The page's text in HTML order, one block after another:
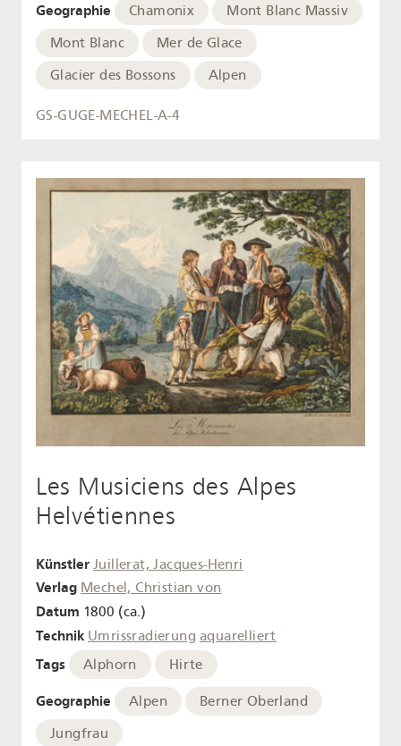
Geographie Chamonix
Mont Blanc Massiv
Mont Blanc
Mer de Glace
Glacier des Bossons
Alpen
GS-GUGE-MECHEL-A-4
Les Musiciens des Alpes
Helvétiennes
Künstler Juillerat, Jacques-Henri
Verlag Mechel, Christian von
Datum 1800 (ca.)
Technik Umrissradierung aquarelliert
Tags Alphorn Hirte
Geographie Alpen
Berner Oberland
Jungfrau